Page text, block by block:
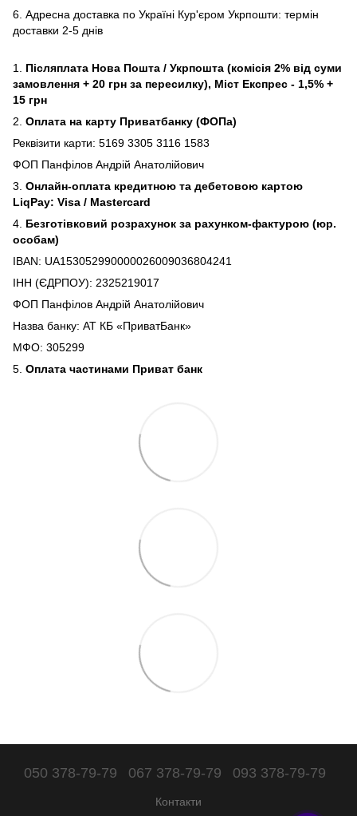
6. Адресна доставка по Україні Кур'єром Укрпошти: термін
доставки 2-5 днів
1. Післяплата Нова Пошта / Укрпошта (комісія 2% від суми
замовлення + 20 грн за пересилку), Міст Експрес - 1,5% +
15 грн
2. Оплата на карту Приватбанку (ФОПа)
Реквізити карти: 5169 3305 3116 1583
ФОП Панфілов Андрій Анатолійович
3. Онлайн-оплата кредитною та дебетовою картою
LiqPay: Visa / Mastercard
4. Безготівковий розрахунок за рахунком-фактурою (юр.
особам)
IBAN: UA153052990000026009036804241
ІНН (ЄДРПОУ): 2325219017
ФОП Панфілов Андрій Анатолійович
Назва банку: АТ КБ «ПриватБанк»
МФО: 305299
5. Оплата частинами Приват банк
050 378-79-79 067 378-79-79 093 378-79-79
Контакти